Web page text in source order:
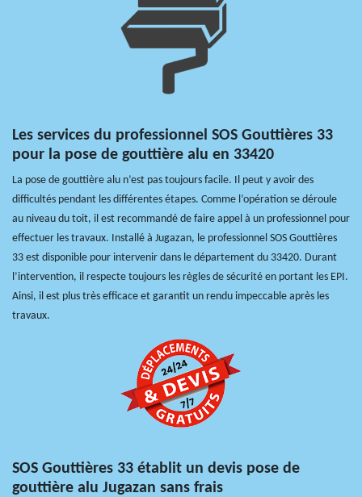
Les services du professionnel SOS Gouttières 33
pour la pose de gouttière alu en 33420
La pose de gouttière alu n’est pas toujours facile. Il peut y avoir des
difficultés pendant les différentes étapes. Comme l’opération se déroule
au niveau du toit, il est recommandé de faire appel à un professionnel pour
effectuer les travaux. Installé à Jugazan, le professionnel SOS Gouttières
33 est disponible pour intervenir dans le département du 33420. Durant
l’intervention, il respecte toujours les règles de sécurité en portant les EPI.
Ainsi, il est plus très efficace et garantit un rendu impeccable après les
travaux.
SOS Gouttières 33 établit un devis pose de
gouttière alu Jugazan sans frais